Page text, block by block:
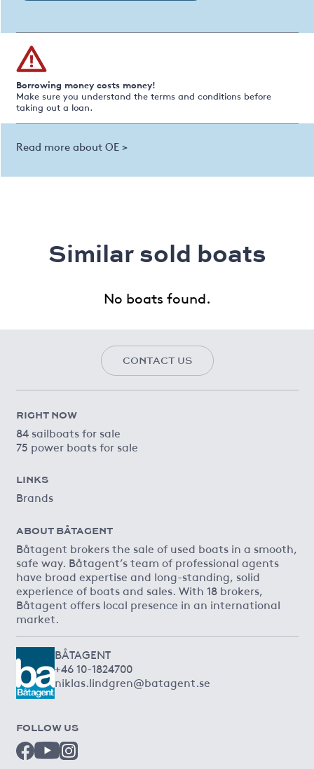
Borrowing money costs money!
Make sure you understand the terms and conditions before
taking out a loan.
Read more about OE >
Similar sold boats
No boats found.
CONTACT US
RIGHT NOW
84 sailboats for sale
75 power boats for sale
LINKS
Brands
ABOUT BÅTAGENT
Båtagent brokers the sale of used boats in a smooth,
safe way. Båtagent’s team of professional agents
have broad expertise and long-standing, solid
experience of boats and sales. With 18 brokers,
Båtagent offers local presence in an international
market.
BÅTAGENT
+46 10-1824700
niklas.lindgren@batagent.se
FOLLOW US